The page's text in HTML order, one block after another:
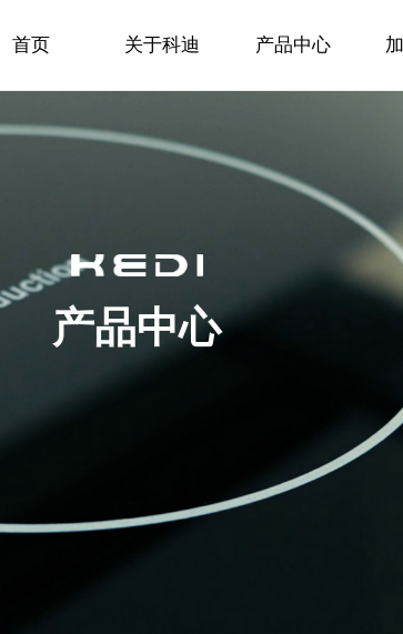
首页 关于科迪 产品中心
产品中心